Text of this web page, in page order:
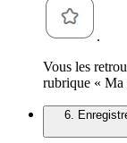
.
Vous les
rubrique « Ma
6.